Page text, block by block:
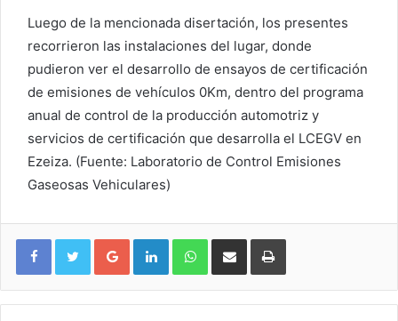
Luego de la mencionada disertación, los presentes
recorrieron las instalaciones del lugar, donde
pudieron ver el desarrollo de ensayos de certificación
de emisiones de vehículos 0Km, dentro del programa
anual de control de la producción automotriz y
servicios de certificación que desarrolla el LCEGV en
Ezeiza. (Fuente: Laboratorio de Control Emisiones
Gaseosas Vehiculares)
Google+ LinkedIn WhatsApp